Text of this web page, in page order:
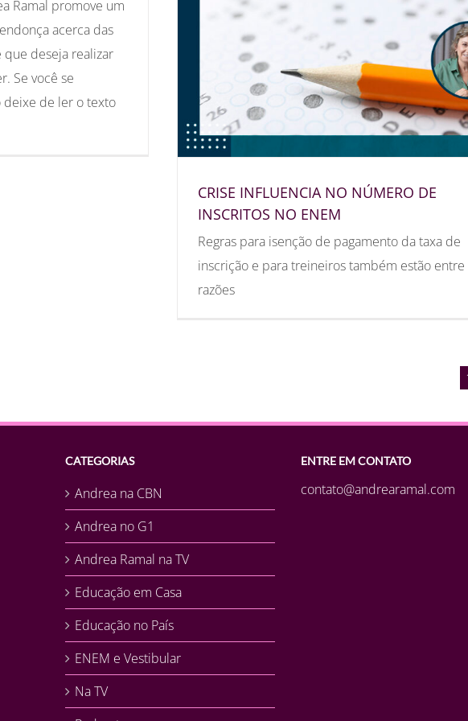
Ramal promove um
acerca das
deseja realizar
Se você se
deixe de ler o texto
CRISE INFLUENCIA NO NÚMERO DE
INSCRITOS NO ENEM
Regras para isenção de pagamento da taxa de
inscrição e para treineiros também estão entre
razões
CATEGORIAS
Andrea na CBN
Andrea no G1
Andrea Ramal na TV
Educação em Casa
Educação no País
ENEM e Vestibular
Na TV
ENTRE EM CONTATO
contato@andrearamal.com